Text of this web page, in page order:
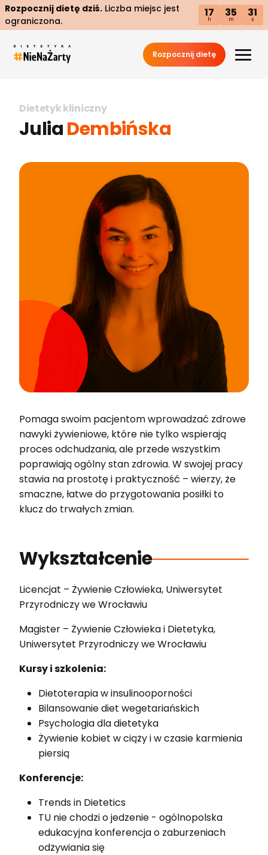
Rozpocznij dietę dziś. Liczba miejsc jest
ograniczona.
17
h
35
m
30
s
Rozpocznij dietę
Dietetyk kliniczny
JuliaDembińska
Pomaga swoim pacjentom wprowadzać zdrowe
nawyki żywieniowe, które nie tylko wspierają
proces odchudzania, ale przede wszystkim
poprawiają ogólny stan zdrowia. W swojej pracy
stawia na prostotę i praktyczność – wierzy, że
smaczne, łatwe do przygotowania posiłki to
klucz do trwałych zmian.
Wykształcenie
Licencjat – Żywienie Człowieka, Uniwersytet
Przyrodniczy we Wrocławiu
Magister – Żywienie Człowieka i Dietetyka,
Uniwersytet Przyrodniczy we Wrocławiu
Kursy i szkolenia:
Dietoterapia w insulinooporności
Bilansowanie diet wegetariańskich
Psychologia dla dietetyka
Żywienie kobiet w ciąży i w czasie karmienia
piersią
Konferencje:
Trends in Dietetics
TU nie chodzi o jedzenie - ogólnopolska
edukacyjna konferencja o zaburzeniach
odżywiania się